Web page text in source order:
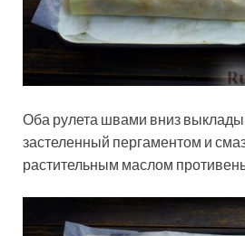
Оба рулета швами вниз
застеленный пергаментом и
растительным маслом